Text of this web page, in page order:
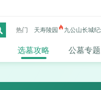
热门 天寿陵园 九公山长城
选墓攻略 公墓专题